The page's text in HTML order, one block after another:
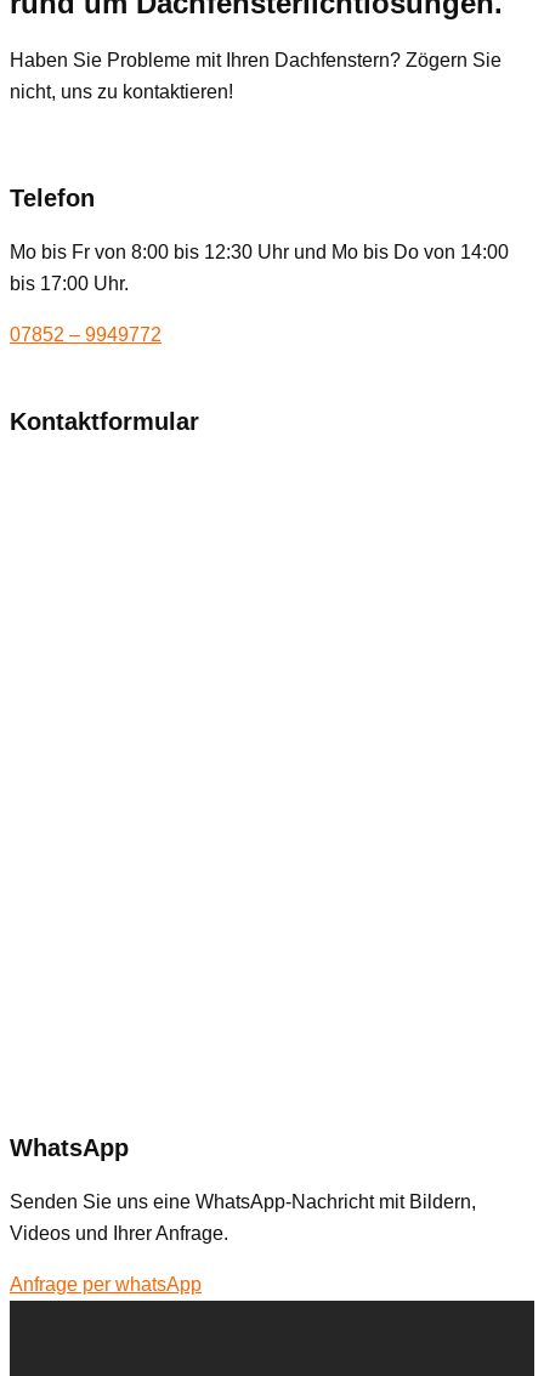
Haben Sie Probleme mit Ihren Dachfenstern? Zögern Sie
nicht, uns zu kontaktieren!
Telefon
Mo bis Fr von 8:00 bis 12:30 Uhr und Mo bis Do von 14:00
bis 17:00 Uhr.
07852 – 9949772
Kontaktformular
WhatsApp
Senden Sie uns eine WhatsApp-Nachricht mit Bildern,
Videos und Ihrer Anfrage.
Anfrage per whatsApp